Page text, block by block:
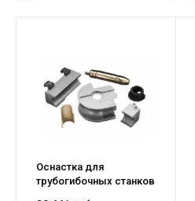
Оснастка для
трубогибочных станков